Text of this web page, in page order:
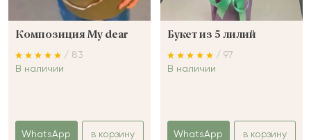
Композиция My dear
/ 83
В наличии
WhatsApp в корзину
Букет из 5 лилий
/ 97
В наличии
WhatsApp в корзину